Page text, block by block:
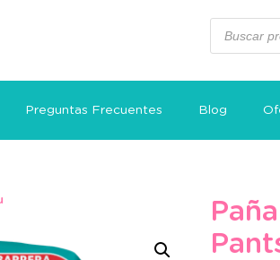
Preguntas Frecuentes Blog